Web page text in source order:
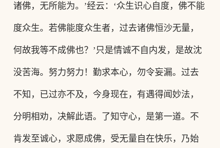
诸佛，无所能为。’经云 ： ‘众生识心自度，佛不能
度众生。若佛能度众生者，过去诸佛恒沙无量，
何故我等不成佛也？ ’只是情诚不自内发，是故沈
没苦海。努力努力！勤求本心，勿令妄漏。过去
不知，已过亦不及，今身现在，有遇得闻妙法，
分明相劝，决解此语。了知守心，是第一道。不
肯发至诚心，求愿成佛，受无量自在快乐，乃始